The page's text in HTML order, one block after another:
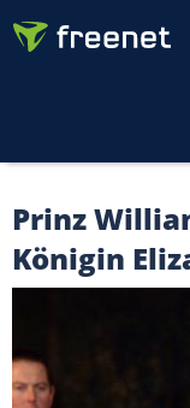
Prinz
Königin